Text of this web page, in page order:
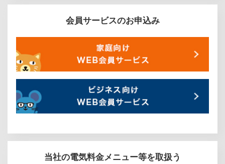
会員サービスのお申込み
当社の電気料金メニュー等を取扱う